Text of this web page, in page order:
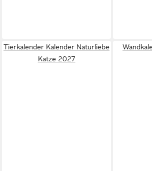
Tierkalender Kalender Naturliebe
Katze 2027